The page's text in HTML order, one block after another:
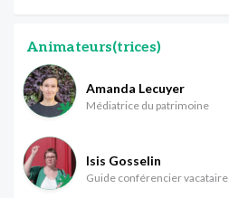
Animateurs(trices)
Amanda Lecuyer
Médiatrice du patrimoine
Isis Gosselin
Guide conférencier vacataire